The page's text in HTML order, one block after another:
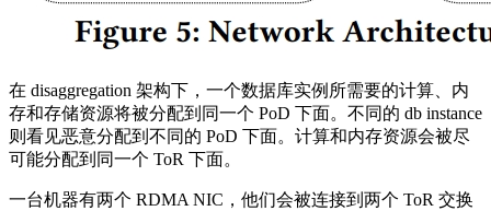
在 disaggregation 架构下，一个数据库实例所需要的计算、内
存和存储资源将被分配到同一个 PoD 下面。不同的 db instance
则看见恶意分配到不同的 PoD 下面。计算和内存资源会被尽
可能分配到同一个 ToR 下面。
一台机器有两个 RDMA NIC，他们会被连接到两个 ToR 交换